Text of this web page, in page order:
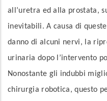
all’uretra ed alla prostata,
inevitabili. A causa di
danno di alcuni nervi, la
urinaria dopo l’intervento
Nonostante gli indubbi
chirurgia robotica, questo